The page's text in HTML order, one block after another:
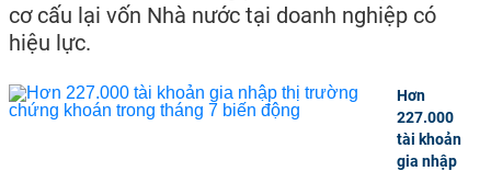
cơ cấu lại vốn Nhà nước tại doanh nghiệp có
hiệu lực.
Hơn
227.000
tài khoản
gia nhập